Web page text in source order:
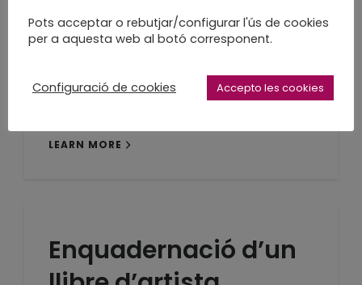
Petit quadern
d’aquarel·la
LEARN MORE
Enquadernació d’un
Pots acceptar o rebutjar/configurar l'ús de cookies
per a aquesta web al botó corresponent.
Configuració de cookies Accepto les cookies